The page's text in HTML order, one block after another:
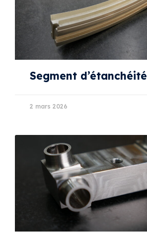
Segment d’étanchéité
2 mars 2026